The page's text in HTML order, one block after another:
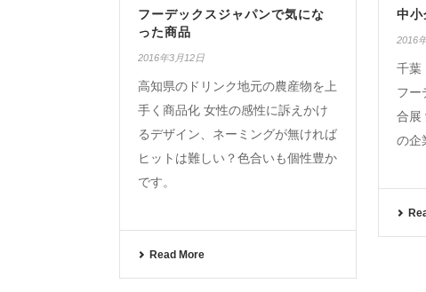
フーデックスジャパンで気にな
った商品
2016年3月12日
高知県のドリンク地元の農産物を上
手く商品化 女性の感性に訴えかけ
るデザイン、ネーミングが無ければ
ヒットは難しい？色合いも個性豊か
です。
Read More
中小
2016
千葉
フー
合展
の企